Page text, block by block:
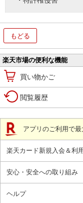
もどる
楽天市場の便利な機能
買い物かご
閲覧履歴
アプリのご利用で最
楽天カード新規入会＆利
安心・安全への取り組み
ヘルプ